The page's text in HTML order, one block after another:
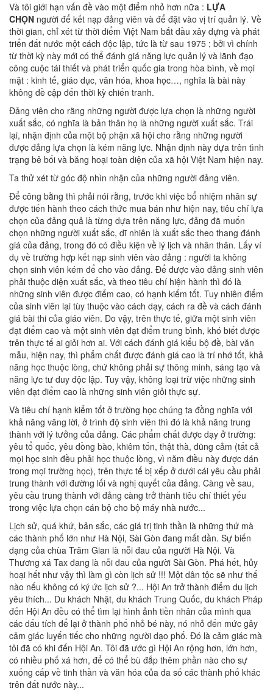
Và tôi giới hạn vấn đề vào một điểm nhỏ hơn nữa : LỰA
CHỌN người để kết nạp đảng viên và để đặt vào vị trí quản lý. Về
thời gian, chỉ xét từ thời điểm Việt Nam bắt đầu xây dựng và phát
triển đất nước một cách độc lập, tức là từ sau 1975 ; bởi vì chính
từ thời kỳ này mới có thể đánh giá năng lực quản lý và lãnh đạo
công cuộc tái thiết và phát triển quốc gia trong hòa bình, về mọi
mặt : kinh tế, giáo dục, văn hóa, khoa học…, nghĩa là bài này
không đề cập đến thời kỳ chiến tranh.
Đảng viên cho rằng những người được lựa chọn là những người
xuất sắc, có nghĩa là bản thân họ là những người xuất sắc. Trái
lại, nhận định của một bộ phận xã hội cho rằng những người
được đảng lựa chọn là kém năng lực. Nhận định này dựa trên tình
trạng bê bối và băng hoại toàn diện của xã hội Việt Nam hiện nay.
Ta thử xét từ góc độ nhìn nhận của những người đảng viên.
Để công bằng thì phải nói rằng, trước khi việc bổ nhiệm nhân sự
được tiến hành theo cách thức mua bán như hiện nay, tiêu chí lựa
chọn của đảng quả là từng dựa trên năng lực, đảng đã muốn
chọn những người xuất sắc, dĩ nhiên là xuất sắc theo thang đánh
giá của đảng, trong đó có điều kiện về lý lịch và nhân thân. Lấy ví
dụ về trường hợp kết nạp sinh viên vào đảng : người ta không
chọn sinh viên kém để cho vào đảng. Để được vào đảng sinh viên
phải thuộc diện xuất sắc, và theo tiêu chí hiện hành thì đó là
những sinh viên được điểm cao, có hạnh kiểm tốt. Tuy nhiên điểm
của sinh viên lại tùy thuộc vào cách dạy, cách ra đề và cách đánh
giá bài thi của giáo viên. Do vậy, trên thực tế, giữa một sinh viên
đạt điểm cao và một sinh viên đạt điểm trung bình, khó biết được
trên thực tế ai giỏi hơn ai. Với cách đánh giá kiểu bộ đề, bài văn
mẫu, hiện nay, thì phẩm chất được đánh giá cao là trí nhớ tốt, khả
năng học thuộc lòng, chứ không phải sự thông minh, sáng tạo và
năng lực tư duy độc lập. Tuy vậy, không loại trừ việc những sinh
viên đạt điểm cao là những sinh viên giỏi thực sự.
Và tiêu chí hạnh kiểm tốt ở trường học chúng ta đồng nghĩa với
khả năng vâng lời, ở trình độ sinh viên thì đó là khả năng trung
thành với lý tưởng của đảng. Các phẩm chất được dạy ở trường:
yêu tổ quốc, yêu đồng bào, khiêm tốn, thật thà, dũng cảm (tất cả
mọi học sinh đều phải học thuộc lòng, vì năm điều này được dán
trong mọi trường học), trên thực tế bị xếp ở dưới cái yêu cầu phải
trung thành với đường lối và nghị quyết của đảng. Càng về sau,
yêu cầu trung thành với đảng càng trở thành tiêu chí thiết yếu
trong việc lựa chọn cán bộ cho bộ máy nhà nước...
Lịch sử, quá khứ, bản sắc, các giá trị tinh thần là những thứ mà
các thành phố lớn như Hà Nội, Sài Gòn đang mất dần. Sự biến
dạng của chùa Trăm Gian là nỗi đau của người Hà Nội. Và
Thương xá Tax đang là nỗi đau của người Sài Gòn. Phá hết, hủy
hoại hết như vậy thì làm gì còn lịch sử !!! Một dân tộc sẽ như thế
nào nếu không có ký ức lịch sử ?... Hội An trở thành điểm du lịch
yêu thích... Du khách Nhật, du khách Trung Quốc, du khách Pháp
đến Hội An đều có thể tìm lại hình ảnh tiền nhân của mình qua
các dấu tích để lại ở thành phố nhỏ bé này, nó nhỏ đến mức gây
cảm giác luyến tiếc cho những người dạo phố. Đó là cảm giác mà
tôi đã có khi đến Hội An. Tôi đã ước gì Hội An rộng hơn, lớn hơn,
có nhiều phố xá hơn, để có thể bù đắp thêm phần nào cho sự
xuống cấp về tinh thần và văn hóa của đa số các thành phố khác
trên đất nước này...